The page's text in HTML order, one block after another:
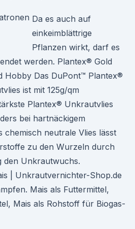
Da es auch auf
einkeimblättrige
Pflanzen wirkt, darf es
werden. Plantex® Gold
Hobby Das DuPont™ Plantex®
ist mit 125g/qm
Plantex® Unkrautvlies
bei hartnäckigem
chemisch neutrale Vlies lässt
zu den Wurzeln durch
den Unkrautwuchs.
| Unkrautvernichter-Shop.de
Mais als Futtermittel,
Mais als Rohstoff für Biogas-